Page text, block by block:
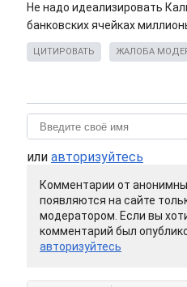
Не надо идеализировать
банковских ячейках
ЦИТИРОВАТЬ ЖАЛОБА
или авторизуйтесь
Комментарии от
появляются на сайте
модератором. Если вы
комментарий был
авторизуйтесь